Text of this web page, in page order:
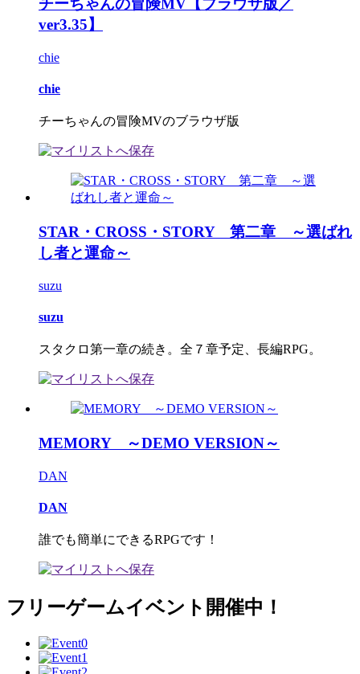
チーちゃんの冒険MV【ブラウザ版／
ver3.35】
chie
chie
チーちゃんの冒険MVのブラウザ版
STAR・CROSS・STORY 第二章 ～選ばれ
し者と運命～
suzu
suzu
スタクロ第一章の続き。全７章予定、長編RPG。
MEMORY ～DEMO VERSION～
DAN
DAN
誰でも簡単にできるRPGです！
フリーゲームイベント開催中！